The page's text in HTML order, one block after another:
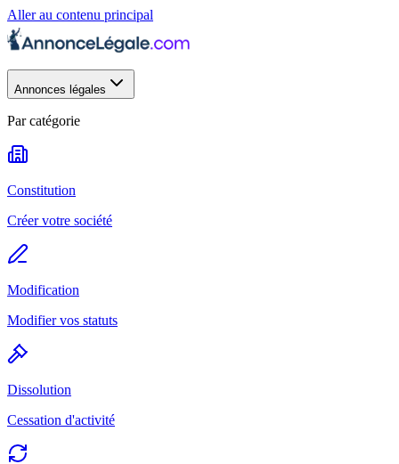
Aller au contenu principal
Annonces légales
Par catégorie
Constitution
Créer votre société
Modification
Modifier vos statuts
Dissolution
Cessation d'activité